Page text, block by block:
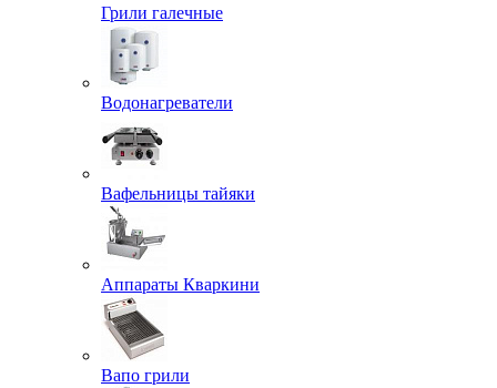
Грили галечные
Водонагреватели
Вафельницы тайяки
Аппараты Кваркини
Вапо грили